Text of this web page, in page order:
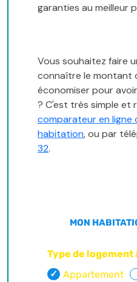
garanties au meilleur
Vous souhaitez faire
connaître le montant
économiser pour
? C'est très simple et
comparateur en ligne
habitation, ou par
32.